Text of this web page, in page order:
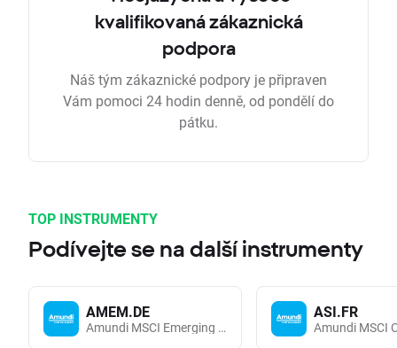
kvalifikovaná zákaznická
podpora
Náš tým zákaznické podpory je připraven
Vám pomoci 24 hodin denně, od pondělí do
pátku.
TOP INSTRUMENTY
Podívejte se na další instrumenty
AMEM.DE
Amundi MSCI Emerging Markets UCITS (Acc EUR)
ASI.FR